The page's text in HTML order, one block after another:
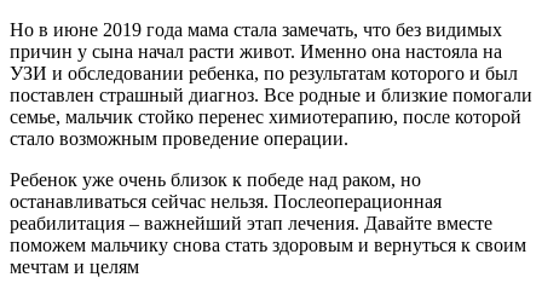
Но в июне 2019 года мама стала замечать, что без видимых
причин у сына начал расти живот. Именно она настояла на
УЗИ и обследовании ребенка, по результатам которого и был
поставлен страшный диагноз. Все родные и близкие помогали
семье, мальчик стойко перенес химиотерапию, после которой
стало возможным проведение операции.
Ребенок уже очень близок к победе над раком, но
останавливаться сейчас нельзя. Послеоперационная
реабилитация – важнейший этап лечения. Давайте вместе
поможем мальчику снова стать здоровым и вернуться к своим
мечтам и целям